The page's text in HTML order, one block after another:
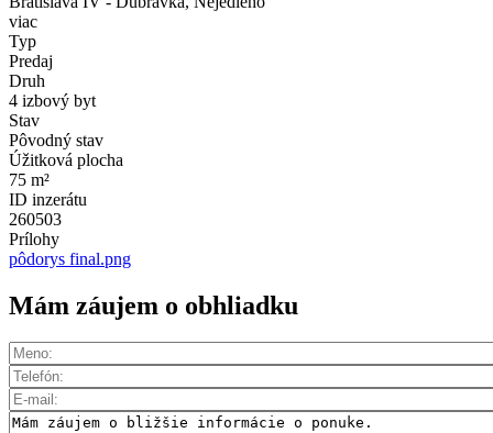
viac
Typ
Predaj
Druh
4 izbový byt
Stav
Pôvodný stav
Úžitková plocha
75 m²
ID inzerátu
260503
Prílohy
pôdorys final.png
Mám záujem o obhliadku